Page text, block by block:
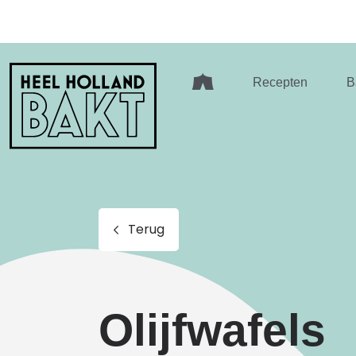
Heel
Holland
Bakt
Recepten
Terug
Olijfwafels